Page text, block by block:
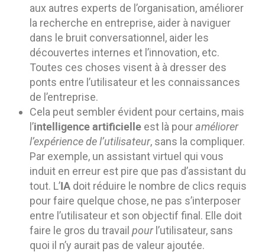
aux autres experts de l’organisation, améliorer
la recherche en entreprise, aider à naviguer
dans le bruit conversationnel, aider les
découvertes internes et l’innovation, etc.
Toutes ces choses visent à à dresser des
ponts entre l’utilisateur et les connaissances
de l’entreprise.
Cela peut sembler évident pour certains, mais
l’intelligence artificielle est là pouraméliorer
l’expérience de l’utilisateur, sans la compliquer.
Par exemple, un assistant virtuel qui vous
induit en erreur est pire que pas d’assistant du
tout. L’IA doit réduire le nombre de clics requis
pour faire quelque chose, ne pas s’interposer
entre l’utilisateur et son objectif final. Elle doit
faire le gros du travail pourl’utilisateur, sans
quoi il n’y aurait pas de valeur ajoutée.